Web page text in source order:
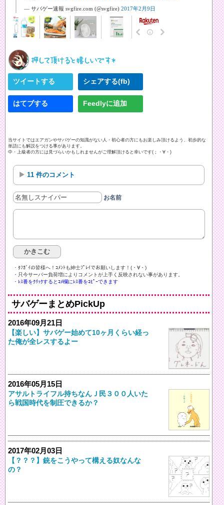
— サバゲー速報 svgfire.com (@svgfire) 2017年2月9日
ツイートする シェアする(fb)
はてブする Feedlyに追加
当サイトではエアガンやサバゲーの知識がない人・初心者の方にもお楽しみ頂けるよう、初歩的な
単語にも解説をつける事があります。
中・上級者の方には見づらいかもしれませんがご理解頂けると幸いです(；・∀・)
11 件のコメント
お名前
・ﾀﾌｶﾞｲの皆様へ！ｺﾒﾝﾄも紳士ﾌﾟﾚｲでお願いします！(・∀・)ゞ
・只今サーバー負荷増によりコメントが上手く反映されない事があります。
・ﾚｽ番をｸﾘｯｸするとｺﾒ欄にﾚｽ番をｺﾋﾟｰできます
サバゲーまとめPickUp
2016年09月21日
【楽しい】サバゲー始めて10ヶ月くらい経っ
た俺が全レスするよー
2016年05月15日
アサルトライフル持ちなんＪ民３００人いた
ら戦国時代を制圧できるか？
2017年02月03日
【？？？】銃をこうやって構える奴なんな
の？